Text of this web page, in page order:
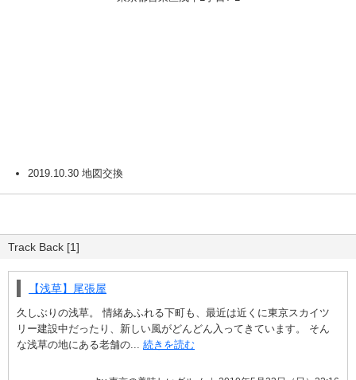
2019.10.30 地図交換
Track Back [1]
【浅草】尾張屋
久しぶりの浅草。 情緒あふれる下町も、最近は近くに東京スカイツ
リー建設中だったり、新しい風がどんどん入ってきています。 そん
な浅草の地にある老舗の... 続きを読む